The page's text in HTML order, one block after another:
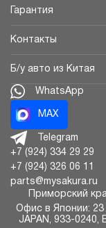
Гарантия
Контакты
Б/у авто из Китая
WhatsApp
MAX
Telegram
+7 (924) 334 29 29
+7 (924) 326 06 11
parts@mysakura.ru
Приморский
Офис в Японии: 23
JAPAN, 933-0240,